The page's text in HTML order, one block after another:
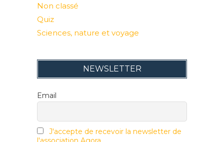
Non classé
Quiz
Sciences, nature et voyage
NEWSLETTER
Email
J'accepte de recevoir la newsletter de